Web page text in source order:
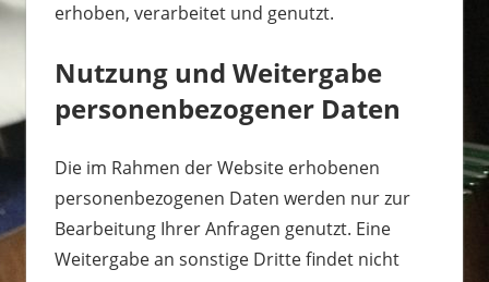
erhoben, verarbeitet und genutzt.
Nutzung und Weitergabe
personenbezogener Daten
Die im Rahmen der Website erhobenen
personenbezogenen Daten werden nur zur
Bearbeitung Ihrer Anfragen genutzt. Eine
Weitergabe an sonstige Dritte findet nicht